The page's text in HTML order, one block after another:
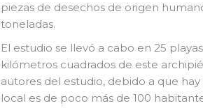
piezas de desechos de origen
toneladas.
El estudio se llevó a cabo en 25
kilómetros cuadrados de este
autores del estudio, debido a que
local es de poco más de 100